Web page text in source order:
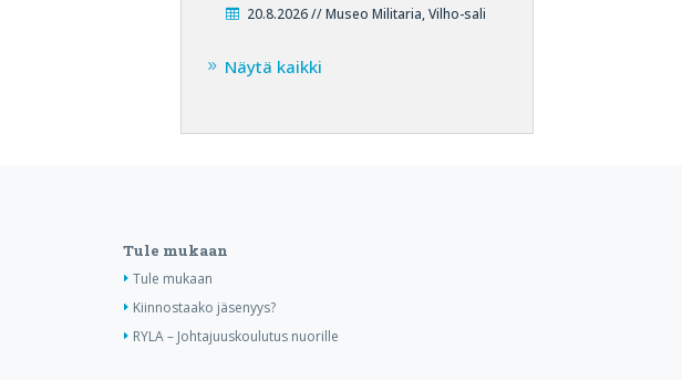
20.8.2026 // Museo Militaria, Vilho-sali
Näytä kaikki
Tule mukaan
Tule mukaan
Kiinnostaako jäsenyys?
RYLA – Johtajuuskoulutus nuorille